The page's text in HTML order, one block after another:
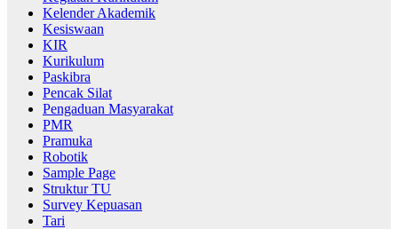
Kelender Akademik
Kesiswaan
KIR
Kurikulum
Paskibra
Pencak Silat
Pengaduan Masyarakat
PMR
Pramuka
Robotik
Sample Page
Struktur TU
Survey Kepuasan
Tari